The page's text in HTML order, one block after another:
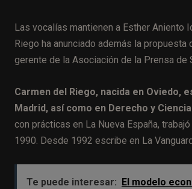
Las vocalías mantienen a Esther Aniento
Riego ha anunciado además la
gerente de la Asociación de la Prensa
Carmen del Riego, nacida en Oviedo,
Madrid, así como en Derecho y
con prácticas en La Nueva España,
1990. Desde 1992 escribe en La
Te puede interesar:
El modelo